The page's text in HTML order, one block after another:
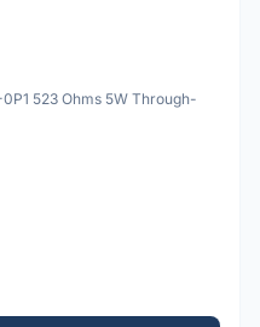
523 Ohms 5W Through-